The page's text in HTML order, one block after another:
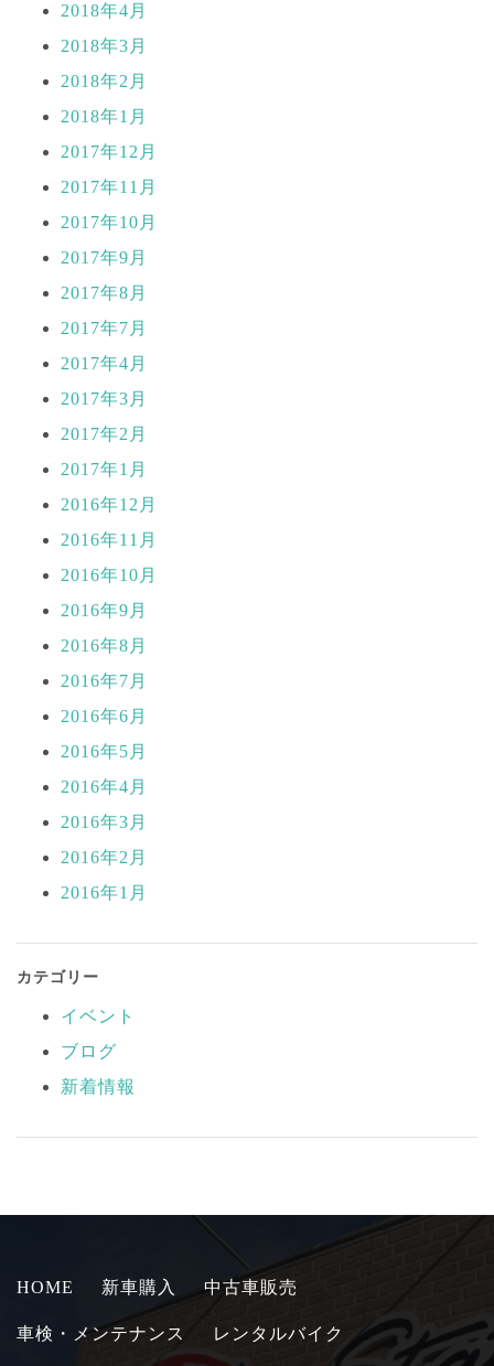
2018年4月
2018年3月
2018年2月
2018年1月
2017年12月
2017年11月
2017年10月
2017年9月
2017年8月
2017年7月
2017年4月
2017年3月
2017年2月
2017年1月
2016年12月
2016年11月
2016年10月
2016年9月
2016年8月
2016年7月
2016年6月
2016年5月
2016年4月
2016年3月
2016年2月
2016年1月
カテゴリー
イベント
ブログ
新着情報
HOME 新車購入 中古車販売
車検・メンテナンス レンタルバイク